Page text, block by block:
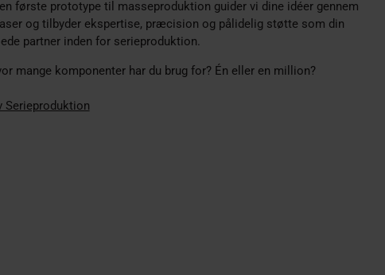
første prototype til masseproduktion guider vi dine idéer gennem
og tilbyder ekspertise, præcision og pålidelig støtte som din
partner inden for serieproduktion.
mange komponenter har du brug for? Én eller en million?
Serieproduktion